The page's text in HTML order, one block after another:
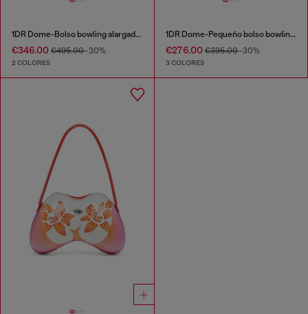
1DR Dome-Bolso bowling alargado en piel efecto serpiente
€346.00 €495.00-30%
2 COLORES
1DR Dome-Pequeño bolso bowling en piel efecto cocodrilo
€276.00€395.00-30%
3 COLORES